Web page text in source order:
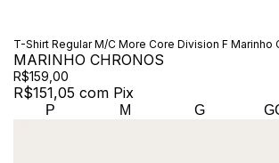
T-Shirt Regular M/C More Core Division F Marinho
MARINHO CHRONOS
R$159,00
R$151,05 com Pix
P M G